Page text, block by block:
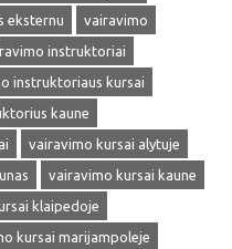
eksternu
vairavimo
instruktoriai
instruktoriaus kursai
kaune
vairavimo kursai alytuje
vairavimo kursai kaune
klaipedoje
kursai marijampoleje